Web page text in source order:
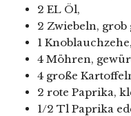
2 EL Öl,
2 Zwiebeln, grob
1
4 Möhren,
4 große
2 rote Paprika,
1/2 Tl Paprika